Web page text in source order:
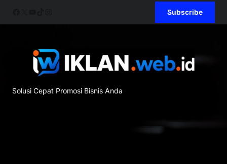
Subscribe
Solusi Cepat Promosi Bisnis Anda